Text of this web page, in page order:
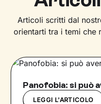
Articoli scritti dal
orientarti tra i temi che
Panofobia: si può
LEGGI L'ARTICOLO